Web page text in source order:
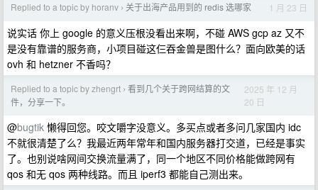
Replied to a topic by horanv › 关于出海产品用到的 redis 选哪家 1 月 23 日
说实话 你上 google 的意义压根没看出来啊，不碰 AWS gcp az 又不
是没有靠谱的服务商，小项目碰这仨吞金兽是图什么？面向欧美的话
ovh 和 hetzner 不香吗？
Replied to a topic by zhengrt › 看到几个关于跨网结算的文
件，分享一下。
2025 年 12 月
20 日
@bugtik 懒得回您。咬文嚼字没意义。多买点或者多问几家国内 idc
不就很清楚了么？我最近两年常年和国内服务器打交道，已经是事实
了。也别说啥网间交换流量满了，同一个地区不同价格能做跨网有
qos 和无 qos 两种线路。而且 iperf3 都能自己测出来。